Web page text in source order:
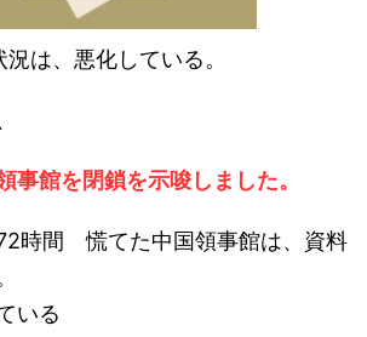
は、悪化している。
事館を閉鎖を示唆しました。
時間 慌てた中国領事館は、資料
いる